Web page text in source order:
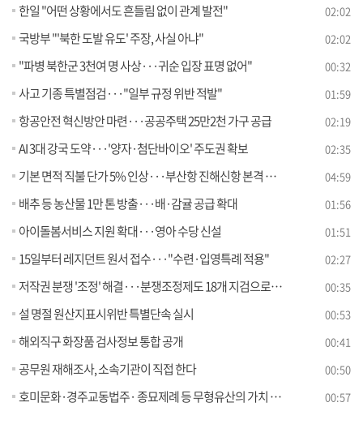
한일 "어떤 상황에서도 흔들림 없이 관계 발전" 02:02
국방부 "'북한 도발 유도' 주장, 사실 아냐" 02:02
"파병 북한군 3천여 명 사상···귀순 입장 표명 없어" 00:32
사고 기종 특별점검···"일부 규정 위반 적발" 01:59
항공안전 혁신방안 마련···공공주택 25만2천 가구 공급 02:19
AI 3대 강국 도약···'양자·첨단바이오' 주도권 확보 02:35
기본 면적 직불 단가 5% 인상···부산항 진해신항 본격 착공 [뉴스의 맥] 04:59
배추 등 농산물 1만 톤 방출···배·감귤 공급 확대 01:56
아이돌봄서비스 지원 확대···영아 수당 신설 01:51
15일부터 레지던트 원서 접수···"수련·입영특례 적용" 02:27
저작권 분쟁 '조정' 해결···분쟁조정제도 18개 지검으로 확대 00:35
설 명절 원산지표시위반 특별단속 실시 00:53
해외직구 화장품 검사정보 통합 공개 00:41
공무원 재해조사, 소속기관이 직접 한다 00:50
호미문화·경주교동법주· 종묘제례 등 무형유산의 가치 국민과 공유 00:57